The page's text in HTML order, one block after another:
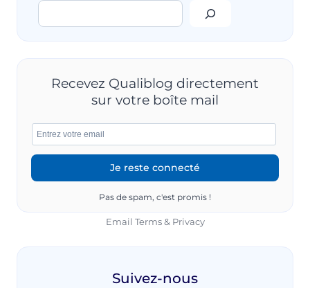
Rechercher
Recevez Qualiblog directement
sur votre boîte mail
Pas de spam, c'est promis !
Email Terms& Privacy
Suivez-nous